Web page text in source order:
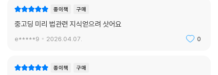
종이책 구매
중고딩 미리 법관련 지식얻으려 삿어요
e*****9 2026.04.07. 0
종이책 구매